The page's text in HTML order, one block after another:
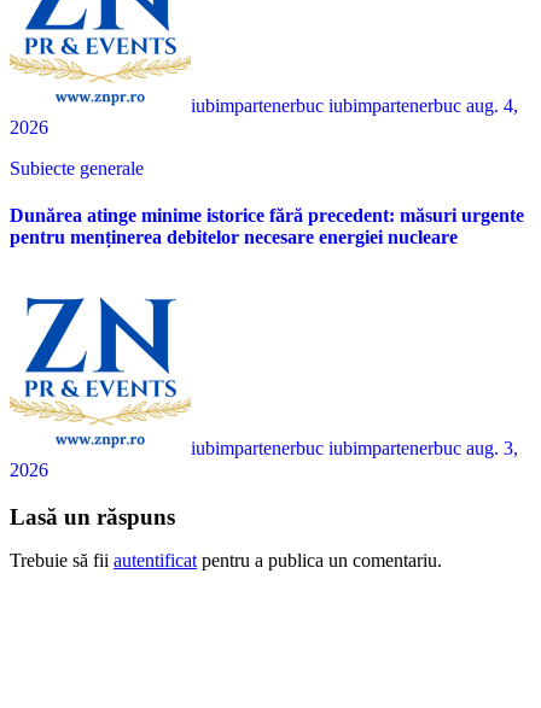
iubimpartenerbuc iubimpartenerbuc aug. 4,
2026
Subiecte generale
Dunărea atinge minime istorice fără precedent: măsuri urgente
pentru menținerea debitelor necesare energiei nucleare
iubimpartenerbuc iubimpartenerbuc aug. 3,
2026
Lasă un răspuns
Trebuie să fii autentificat pentru a publica un comentariu.